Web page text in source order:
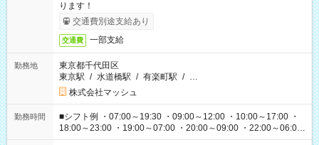
ります！
交通費別途支給あり
交通費 一部支給
勤務地
東京都千代田区
東京駅 / 水道橋駅 / 有楽町駅 / …
株式会社マッシュ
勤務時間
■シフト例 ・07:00～19:30 ・09:00～12:00 ・10:00～17:00 ・
18:00～23:00 ・19:00～07:00 ・20:00～09:00 ・22:00～06:00
etc ★最短で3時間で5,120円のお仕事から 15時間で2万円近く稼